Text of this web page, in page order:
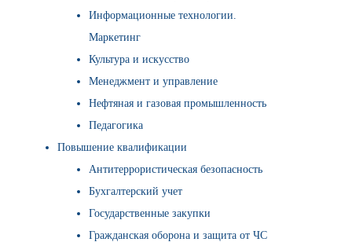
Информационные технологии.
Маркетинг
Культура и искусство
Менеджмент и управление
Нефтяная и газовая промышленность
Педагогика
Повышение квалификации
Антитеррористическая безопасность
Бухгалтерский учет
Государственные закупки
Гражданская оборона и защита от ЧС